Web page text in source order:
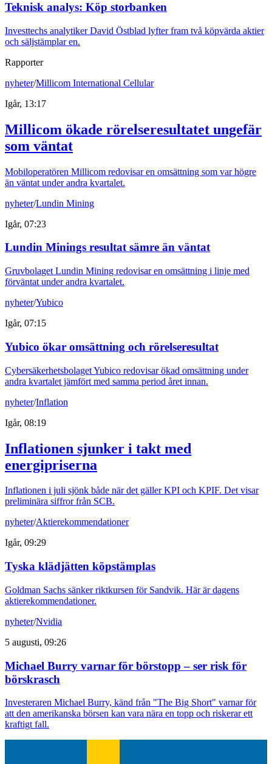
Teknisk analys: Köp storbanken
Investtechs analytiker David Östblad lyfter fram två köpvärda aktier
och säljstämplar en.
Rapporter
nyheter/Millicom International Cellular
Igår, 13:17
Millicom ökade rörelseresultatet ungefär
som väntat
Mobiloperatören Millicom redovisar en omsättning som var högre
än väntat under andra kvartalet.
nyheter/Lundin Mining
Igår, 07:23
Lundin Minings resultat sämre än väntat
Gruvbolaget Lundin Mining redovisar en omsättning i linje med
förväntat under andra kvartalet.
nyheter/Yubico
Igår, 07:15
Yubico ökar omsättning och rörelseresultat
Cybersäkerhetsbolaget Yubico redovisar ökad omsättning under
andra kvartalet jämfört med samma period året innan.
nyheter/Inflation
Igår, 08:19
Inflationen sjunker i takt med
energipriserna
Inflationen i juli sjönk både när det gäller KPI och KPIF. Det visar
preliminära siffror från SCB.
nyheter/Aktierekommendationer
Igår, 09:29
Tyska klädjätten köpstämplas
Goldman Sachs sänker riktkursen för Sandvik. Här är dagens
aktierekommendationer.
nyheter/Nvidia
5 augusti, 09:26
Michael Burry varnar för börstopp – ser risk för
börskrasch
Investeraren Michael Burry, känd från "The Big Short" varnar för
att den amerikanska börsen kan vara nära en topp och riskerar ett
kraftigt fall.